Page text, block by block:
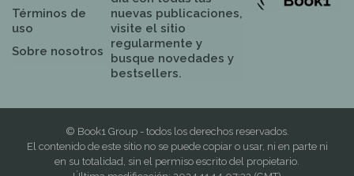
Términos de
uso
Sobre nosotros
nuevas publicaciones,
visite el sitio
regularmente y
busque novedades y
bestsellers.
© Book1 Group - todos los derechos reservados.
El contenido de este sitio no se puede copiar o usar, ni en parte ni
en su totalidad, sin el permiso escrito del propietario.